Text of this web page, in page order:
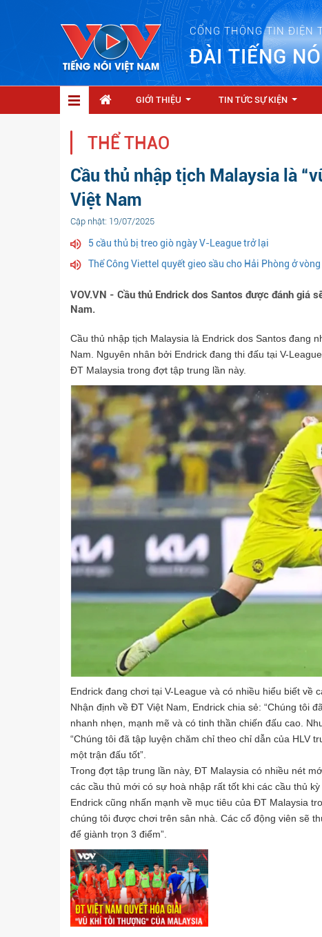
CỔNG THÔNG TIN ĐIỆN
ĐÀI TIẾNG
GIỚI THIỆU TIN TỨC SỰ KIỆN
THỂ THAO
Cầu thủ nhập tịch Malaysia là
Việt Nam
Cập nhật: 19/07/2025
5 cầu thủ bị treo giò ngày V-League trở lại
Thể Công Viettel quyết gieo sầu cho Hải Phòng ở
VOV.VN - Cầu thủ Endrick dos Santos được đánh giá
Nam.
Cầu thủ nhập tịch Malaysia là Endrick dos Santos đang
Nam. Nguyên nhân bởi Endrick đang thi đấu tại V-
ĐT Malaysia trong đợt tập trung lần này.
Endrick đang chơi tại V-League và có nhiều hiểu biết về
Nhận định về ĐT Việt Nam, Endrick chia sẻ: “Chúng tôi
nhanh nhẹn, mạnh mẽ và có tinh thần chiến đấu cao.
“Chúng tôi đã tập luyện chăm chỉ theo chỉ dẫn của HLV
một trận đấu tốt”.
Trong đợt tập trung lần này, ĐT Malaysia có nhiều nét
các cầu thủ mới có sự hoà nhập rất tốt khi các cầu thủ
Endrick cũng nhấn mạnh về mục tiêu của ĐT Malaysia
chúng tôi được chơi trên sân nhà. Các cổ động viên sẽ
để giành trọn 3 điểm”.